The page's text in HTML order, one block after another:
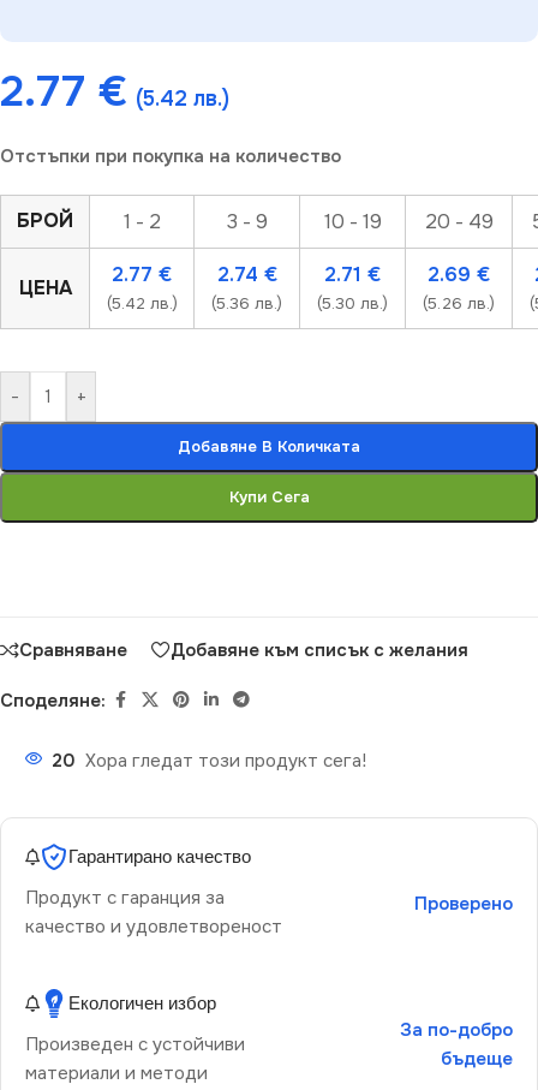
2.77 € (5.42 лв.)
Отстъпки при покупка на количество
БРОЙ 1 - 2 3 - 9 10 - 19 20 - 49
ЦЕНА
2.77 €
(5.42 лв.)
2.74 €
(5.36 лв.)
2.71 €
(5.30 лв.)
2.69 €
(5.26 лв.)
- +
Добавяне В Количката
Купи Сега
Сравняване Добавяне към списък с желания
Споделяне:
20 Хора гледат този продукт сега!
Гарантирано качество
Продукт с гаранция за
качество и удовлетвореност
Проверено
Екологичен избор
Произведен с устойчиви
материали и методи
За по-добро
бъдеще